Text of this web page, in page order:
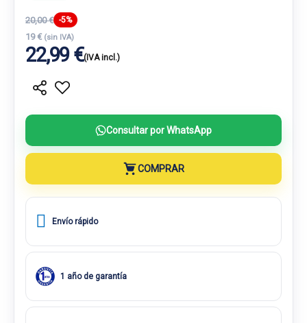
20,00 € -5%
19 € (sin IVA)
22,99 €(IVA incl.)
Consultar por WhatsApp
COMPRAR
Envío rápido
1 año de garantía